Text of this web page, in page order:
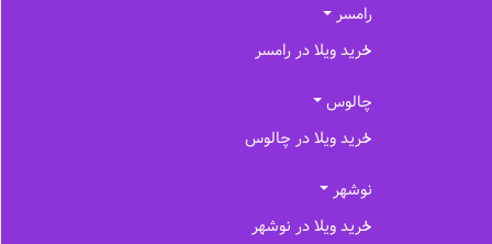
رامسر
خرید ویلا در رامسر
چالوس
خرید ویلا در چالوس
نوشهر
خرید ویلا در نوشهر